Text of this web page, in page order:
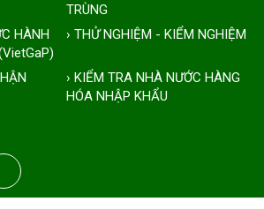
› KIỂM TRA NHÀ NƯỚC HÀNG
HÓA NHẬP KHẨU
HÀNH
› THỬ NGHIỆM - KIỂM NGHIỆM
TRÙNG